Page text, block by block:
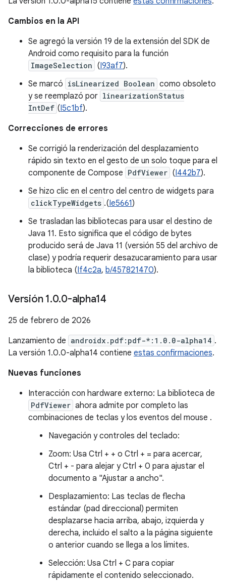
Cambios en la API
Se agregó la versión 19 de la extensión del SDK de
Android como requisito para la función
ImageSelection (I93af7).
Se marcó isLinearized Boolean como obsoleto
y se reemplazó por linearizationStatus
IntDef (I5c1bf).
Correcciones de errores
Se corrigió la renderización del desplazamiento
rápido sin texto en el gesto de un solo toque para el
componente de Compose PdfViewer (I442b7).
Se hizo clic en el centro del centro de widgets para
clickTypeWidgets .(Ie5661)
Se trasladan las bibliotecas para usar el destino de
Java 11. Esto significa que el código de bytes
producido será de Java 11 (versión 55 del archivo de
clase) y podría requerir desazucaramiento para usar
la biblioteca (If4c2a, b/457821470).
Versión 1.0.0-alpha14
25 de febrero de 2026
Lanzamiento de androidx.pdf:pdf-*:1.0.0-alpha14 .
La versión 1.0.0-alpha14 contiene estas confirmaciones.
Nuevas funciones
Interacción con hardware externo: La biblioteca de
PdfViewer ahora admite por completo las
combinaciones de teclas y los eventos del mouse .
Navegación y controles del teclado:
Zoom: Usa Ctrl + + o Ctrl + = para acercar,
Ctrl + - para alejar y Ctrl + 0 para ajustar el
documento a "Ajustar a ancho".
Desplazamiento: Las teclas de flecha
estándar (pad direccional) permiten
desplazarse hacia arriba, abajo, izquierda y
derecha, incluido el salto a la página siguiente
o anterior cuando se llega a los límites.
Selección: Usa Ctrl + C para copiar
rápidamente el contenido seleccionado.